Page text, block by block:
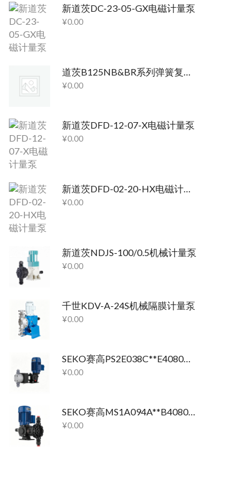
新道茨DC-23-05-GX电磁计量泵
¥0.00
道茨B125NB&BR系列弹簧复位液压隔膜泵
¥0.00
新道茨DFD-12-07-X电磁计量泵
¥0.00
新道茨DFD-02-20-HX电磁计量泵
¥0.00
新道茨NDJS-100/0.5机械计量泵
¥0.00
千世KDV-A-24S机械隔膜计量泵
¥0.00
SEKO赛高PS2E038C**E4080机械隔膜计量泵
¥0.00
SEKO赛高MS1A094A**B4080机械隔膜计量泵
¥0.00